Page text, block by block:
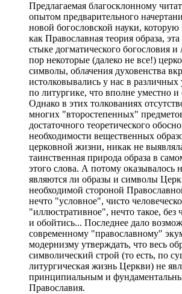
Предлагаемая благосклонному
опытом предварительного
новой богословской науки,
как Православная теория образа,
стыке догматического богословия
пор некоторые (далеко не все!)
символы, облачения духовенства
истолковывались у нас в
по литургике, что вполне уместно и
Однако в этих толкованиях
многих "второстепенных"
достаточного теоретического
необходимости вещественных
церковной жизни, никак не
таинственная природа образа в
этого слова. А потому оказывалось
являются ли образы и символы
необходимой стороной
нечто "условное", чисто
"иллюстративное", нечто такое,
и обойтись... Последнее дало
современному "православному"
модернизму утверждать, что весь
символический строй (то есть, по
литургическая жизнь Церкви) не
принципиальным и
Православия.